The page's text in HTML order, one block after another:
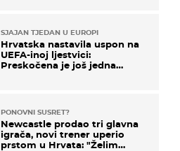
SJAJAN TJEDAN U EUROPI
Hrvatska nastavila uspon na
UEFA-inoj ljestvici:
Preskočena je još jedna
PONOVNI SUSRET?
Newcastle prodao tri glavna
igrača, novi trener uperio
prstom u Hrvata: "Želim